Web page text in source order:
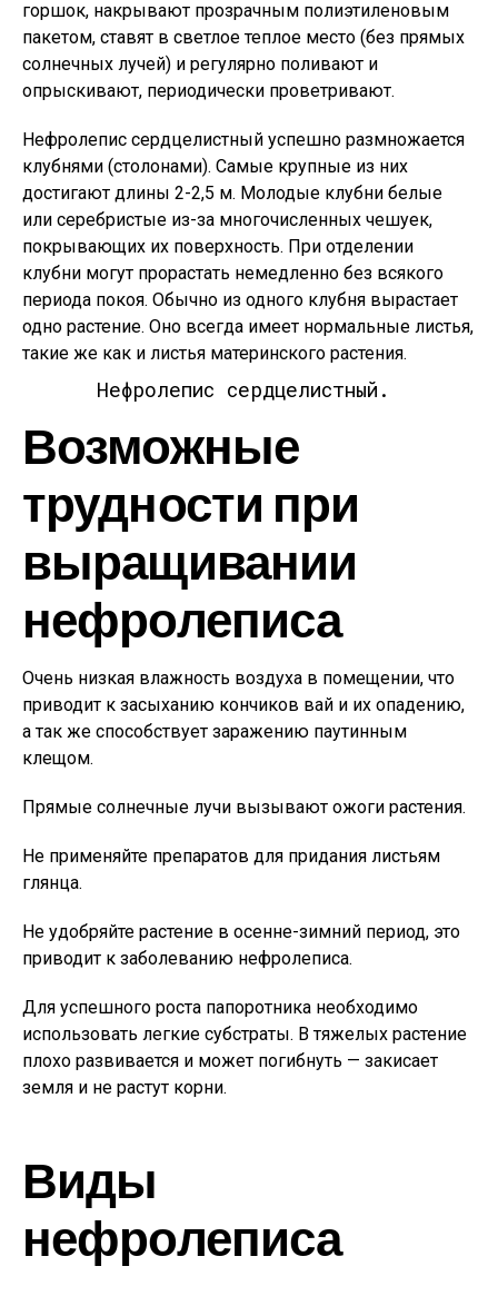
горшок, накрывают прозрачным полиэтиленовым
пакетом, ставят в светлое теплое место (без прямых
солнечных лучей) и регулярно поливают и
опрыскивают, периодически проветривают.
Нефролепис сердцелистный успешно размножается
клубнями (столонами). Самые крупные из них
достигают длины 2-2,5 м. Молодые клубни белые
или серебристые из-за многочисленных чешуек,
покрывающих их поверхность. При отделении
клубни могут прорастать немедленно без всякого
периода покоя. Обычно из одного клубня вырастает
одно растение. Оно всегда имеет нормальные листья,
такие же как и листья материнского растения.
Нефролепис сердцелистный.
Возможные
трудности при
выращивании
нефролеписа
Очень низкая влажность воздуха в помещении, что
приводит к засыханию кончиков вай и их опадению,
а так же способствует заражению паутинным
клещом.
Прямые солнечные лучи вызывают ожоги растения.
Не применяйте препаратов для придания листьям
глянца.
Не удобряйте растение в осенне-зимний период, это
приводит к заболеванию нефролеписа.
Для успешного роста папоротника необходимо
использовать легкие субстраты. В тяжелых растение
плохо развивается и может погибнуть — закисает
земля и не растут корни.
Виды
нефролеписа